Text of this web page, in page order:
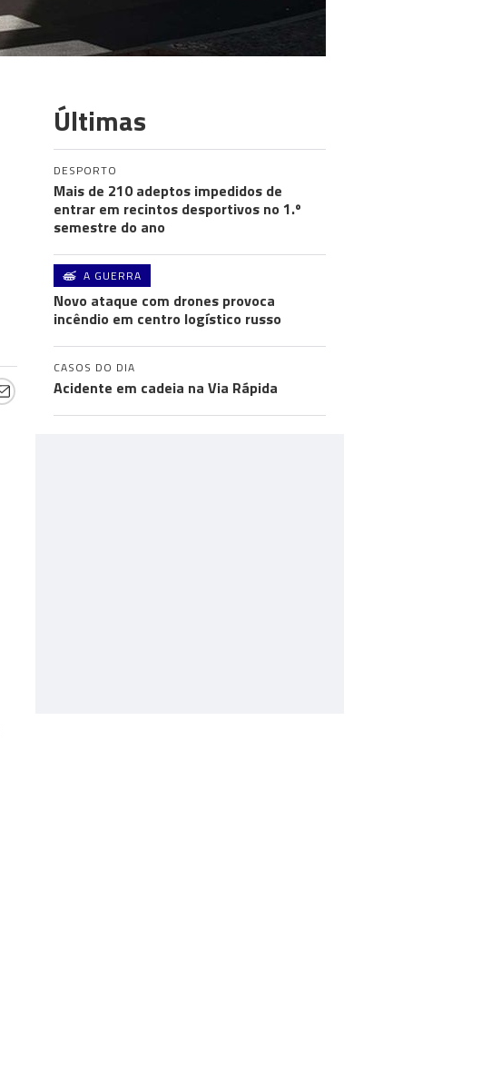
Últimas
DESPORTO
Mais de 210 adeptos impedidos de
entrar em recintos desportivos no 1.º
semestre do ano
A GUERRA
Novo ataque com drones provoca
incêndio em centro logístico russo
CASOS DO DIA
Acidente em cadeia na Via Rápida